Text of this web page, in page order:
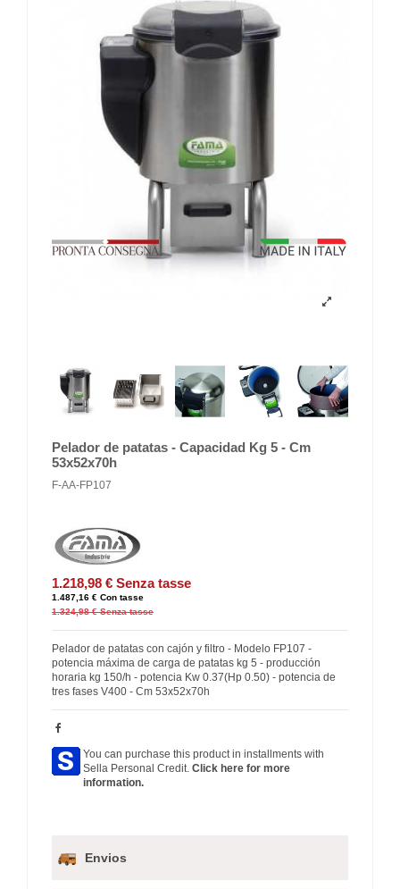
Pelador de patatas - Capacidad Kg 5 - Cm
53x52x70h
F-AA-FP107
1.218,98 € Senza tasse
1.487,16 € Con tasse
1.324,98 € Senza tasse
Pelador de patatas con cajón y filtro - Modelo FP107 -
potencia máxima de carga de patatas kg 5 - producción
horaria kg 150/h - potencia Kw 0.37(Hp 0.50) - potencia de
tres fases V400 - Cm 53x52x70h
You can purchase this product in installments with
Sella Personal Credit. Click here for more
information.
Envios